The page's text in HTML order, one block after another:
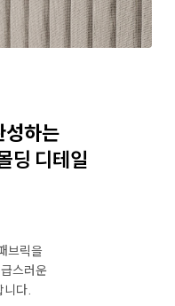
성하는
딩 디테일
브릭을
스러운
다.